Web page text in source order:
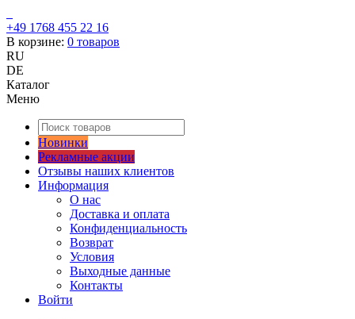
+49 1768 455 22 16
В корзине: 0 товаров
RU
DE
Каталог
Меню
Новинки
Рекламные акции
Отзывы наших клиентов
Информация
О нас
Доставка и оплата
Конфиденциальность
Возврат
Условия
Выходные данные
Контакты
Войти